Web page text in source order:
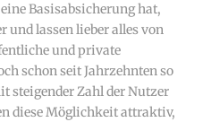
Basisabsicherung hat,
und lassen lieber alles von
und private
schon seit Jahrzehnten so
steigender Zahl der Nutzer
diese Möglichkeit attraktiv,